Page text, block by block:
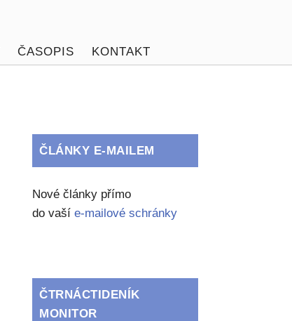
ČASOPIS KONTAKT
ČLÁNKY E-MAILEM
Nové články přímo
do vašíe-mailové schránky
ČTRNÁCTIDENÍK
MONITOR